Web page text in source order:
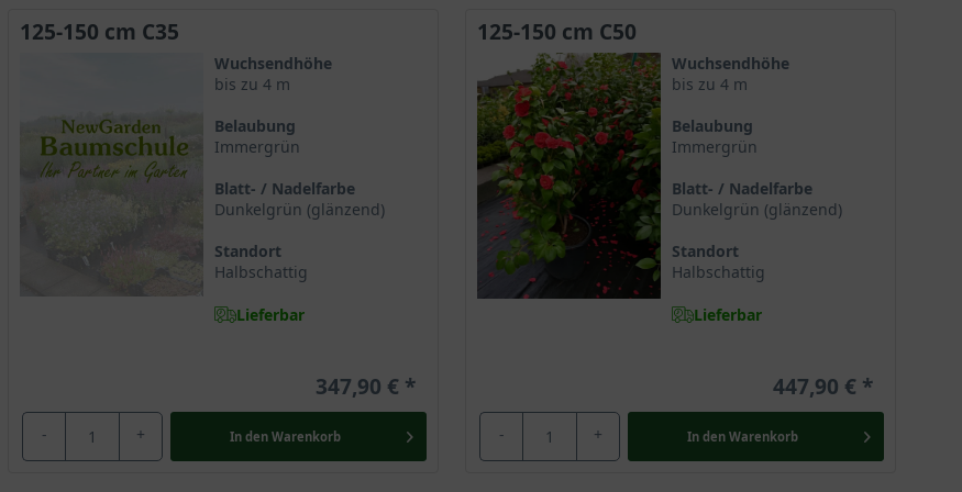
Böden mit einer möglichst durchlässigen Beschaffenheit. Hier gepflanzt kann sie sich am schönsten
sowie weit ins Erdreich und versorgen diese ausreichend mit Wasser und Nährstoffen. Sie verschaffen dem
aber sensibel auf Staunässe. Hier sollte der Gärtner für einen ausreichenden Wasserabfluss sorgen.
vor der direkten Mittagssonne bietet, aber dennoch als lichtreich gilt. Hier gepflanzt verwöhnt sie zu jeder
125-150 cm C35
Wuchsendhöhe
bis zu 4 m
Belaubung
Immergrün
Blatt- / Nadelfarbe
Dunkelgrün (glänzend)
Standort
Halbschattig
Lieferbar
347,90 €
- + In den Warenkorb
125-150 cm C50
Wuchsendhöhe
bis zu 4 m
Belaubung
Immergrün
Blatt- / Nadelfarbe
Dunkelgrün (glänzend)
Standort
Halbschattig
Lieferbar
447,90 €
- + In den Warenkorb